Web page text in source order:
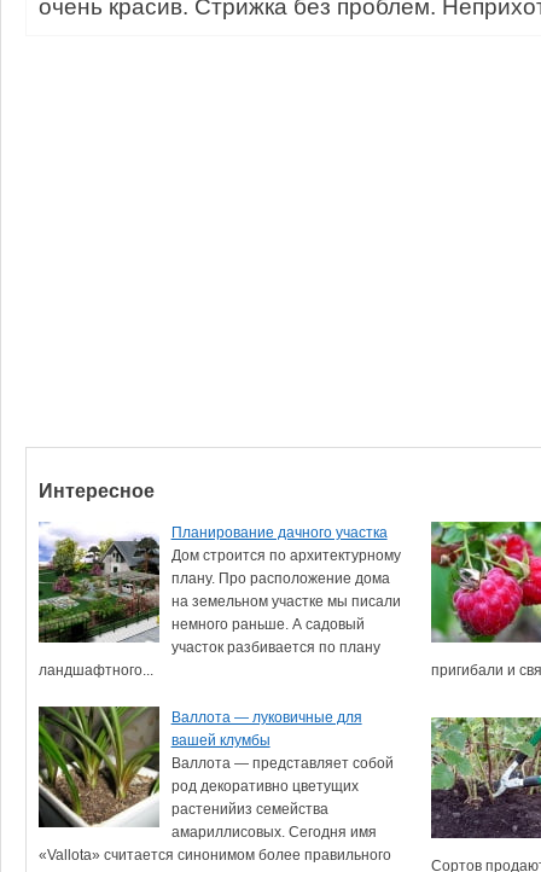
очень красив. Стрижка без проблем.
Интересное
Планирование дачного участка
Дом строится по архитектурному
плану. Про расположение дома
на земельном участке мы писали
немного раньше. А садовый
участок разбивается по плану
ландшафтного...
пригибали и
Валлота — луковичные для
вашей клумбы
Валлота — представляет собой
род декоративно цветущих
растенийиз семейства
амариллисовых. Сегодня имя
«Vallota» считается синонимом более правильного
Сортов